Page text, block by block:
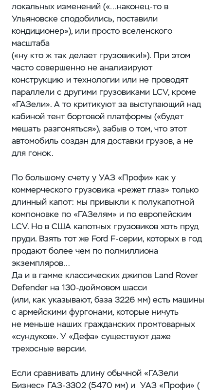
локальных изменений (​«…наконец-то в
Ульяновске сподобились, поставили
кондиционер»), или просто вселенского
масштаба
(«ну кто ж так делает грузовики!»). При этом
часто совершенно не анализируют
конструкцию и технологии или не проводят
параллели с другими грузовиками LCV, кроме
«ГАЗели». А то критикуют за выступающий над
кабиной тент бортовой платформы (​«будет
мешать разгоняться»), забыв о том, что этот
автомобиль создан для доставки грузов, а не
для гонок.
По большому счету у УАЗ «Профи» как у
коммерческого грузовика «режет глаз» только
длинный капот: ​мы привыкли к полукапотной
компоновке по «ГАЗелям» и по европейским
LCV. Но в США капотных грузовиков ​хоть пруд
пруди. Взять тот же Ford F-серии, которых в год
продают более чем по полмиллиона
экземпляров…
Да и в гамме классических джипов Land Rover
Defender на 130-дюймовом шасси
(или, как указывают, ​база 3226 мм) есть машины
с армейскими фургонами, которые ничуть
не меньше наших гражданских промтоварных
«сундуков». У «Дефа» существуют даже
трехосные версии.
Если сравнивать длину обычной «ГАЗели
Бизнес» ГАЗ‑3302 (5470 мм) и УАЗ «Профи» (​​​​​​​​​​​​​​​​